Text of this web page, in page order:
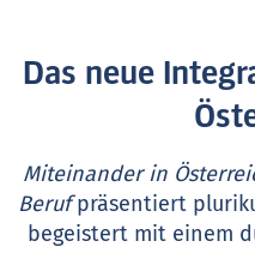
Das neue
Miteinander in
Berufpräsentiert
begeistert mit einem